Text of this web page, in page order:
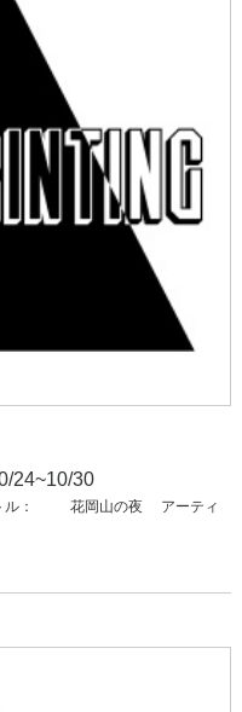
24~10/30
トル： 花岡山の夜 アーティ